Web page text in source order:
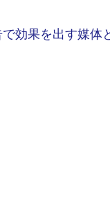
で効果を出す媒